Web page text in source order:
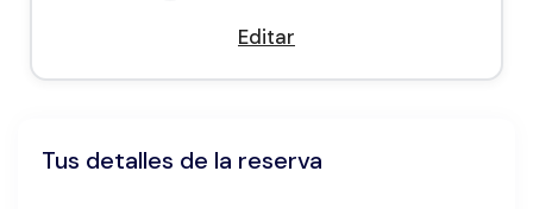
Editar
Tus detalles de la reserva